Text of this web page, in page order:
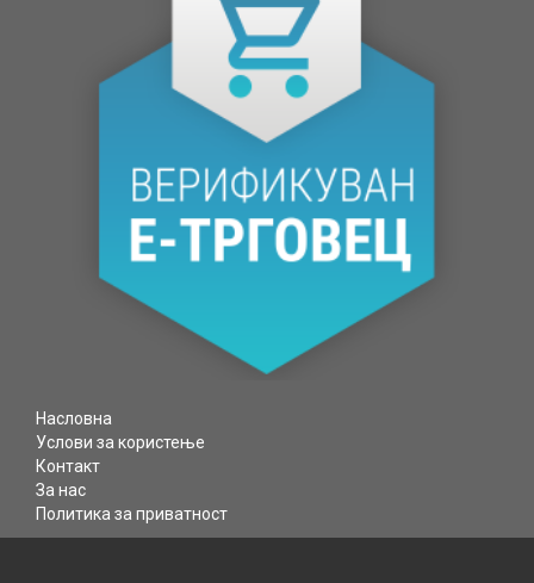
Насловна
Услови за користење
Контакт
За нас
Политика за приватност